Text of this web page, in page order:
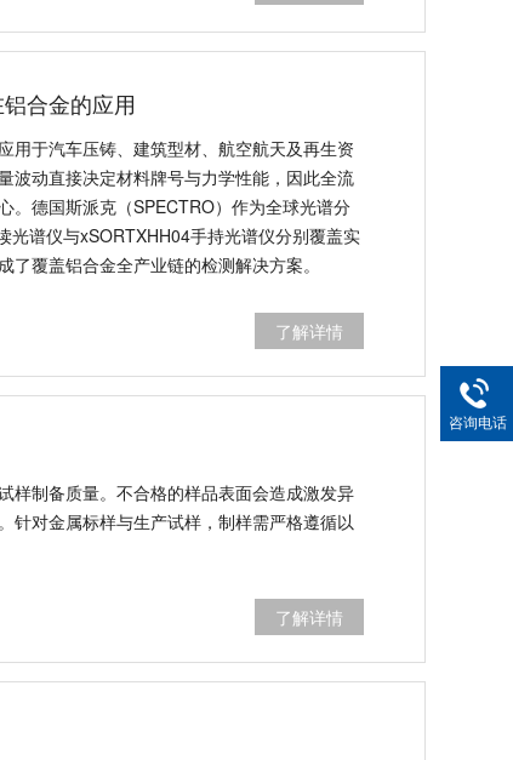
合金的应用
用于汽车压铸、建筑型材、航空航天及再生资
波动直接决定材料牌号与力学性能，因此全流
。德国斯派克（SPECTRO）作为全球光谱分
光谱仪与xSORTXHH04手持光谱仪分别覆盖实
覆盖铝合金全产业链的检测解决方案。
了解详情
样制备质量。不合格的样品表面会造成激发异
针对金属标样与生产试样，制样需严格遵循以
了解详情
测专业利器
咨询电话